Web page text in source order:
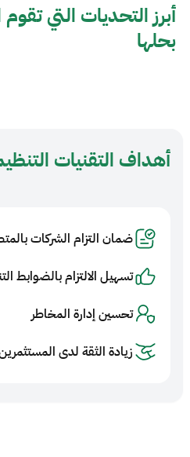
أبرز التحديات التي
بحلها
أهداف التقنيات
ضمان التزام الشركات
تسهيل الالتزام بالضوابط
تحسين إدارة المخاطر
زيادة الثقة لدى